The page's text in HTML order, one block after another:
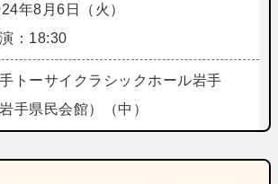
年8月6日（火）
：18:30
トーサイクラシックホール岩手
岩手県民会館）（中）